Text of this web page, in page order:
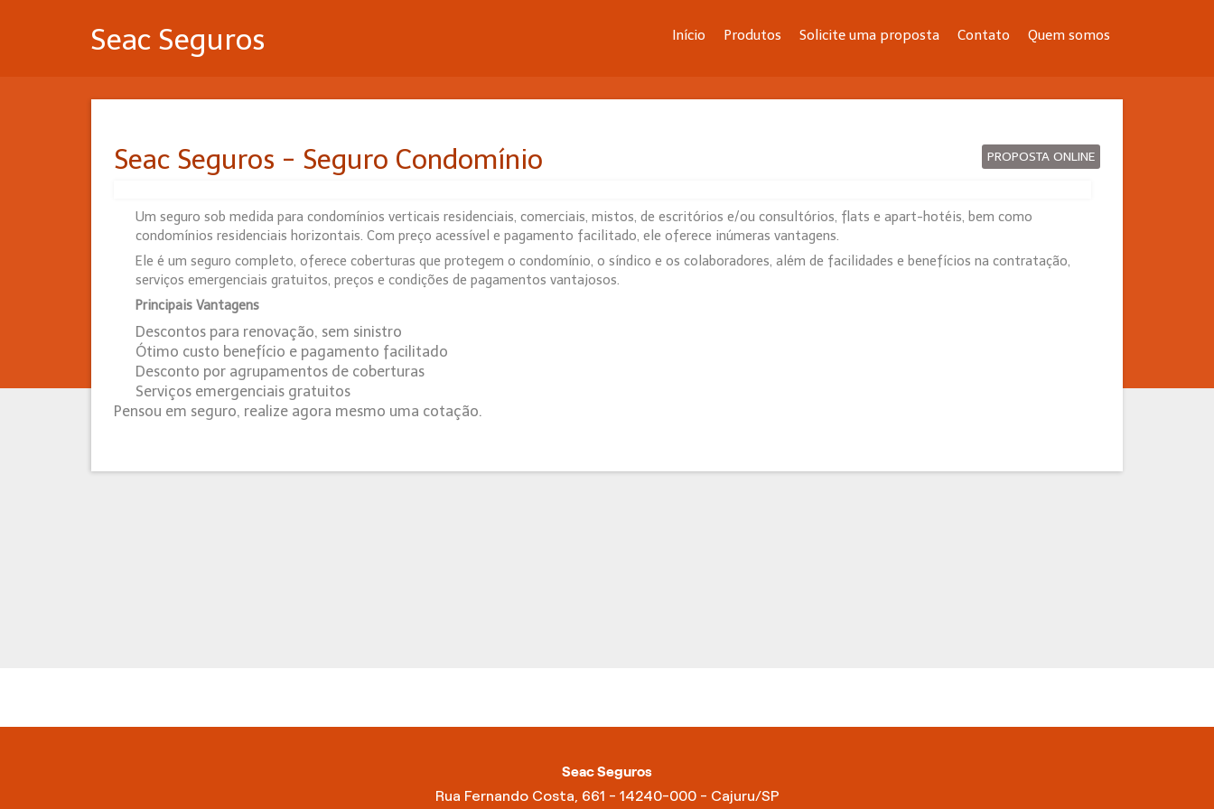
Seac Seguros Início Produtos Solicite uma proposta Contato Quem somos
PROPOSTA ONLINE
Seac Seguros - Seguro Condomínio
Um seguro sob medida para condomínios verticais residenciais, comerciais, mistos, de escritórios e/ou consultórios, flats e apart-hotéis, bem como
condomínios residenciais horizontais. Com preço acessível e pagamento facilitado, ele oferece inúmeras vantagens.
Ele é um seguro completo, oferece coberturas que protegem o condomínio, o síndico e os colaboradores, além de facilidades e benefícios na contratação,
serviços emergenciais gratuitos, preços e condições de pagamentos vantajosos.
Principais Vantagens
Descontos para renovação, sem sinistro
Ótimo custo benefício e pagamento facilitado
Desconto por agrupamentos de coberturas
Serviços emergenciais gratuitos
Pensou em seguro, realize agora mesmo uma cotação.
Seac Seguros
Rua Fernando Costa, 661 - 14240-000 - Cajuru/SP